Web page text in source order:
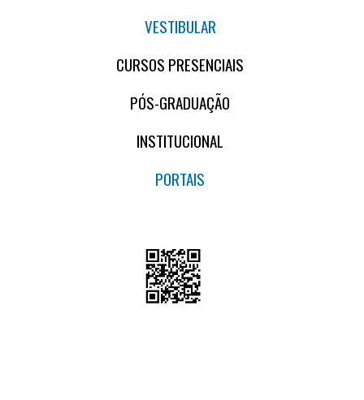
VESTIBULAR
CURSOS PRESENCIAIS
PÓS-GRADUAÇÃO
INSTITUCIONAL
PORTAIS